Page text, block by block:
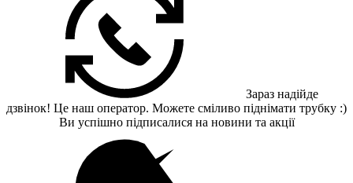
Зараз надійде
дзвінок! Це наш оператор. Можете сміливо піднімати трубку :)
Ви успішно підписалися на новини та акції